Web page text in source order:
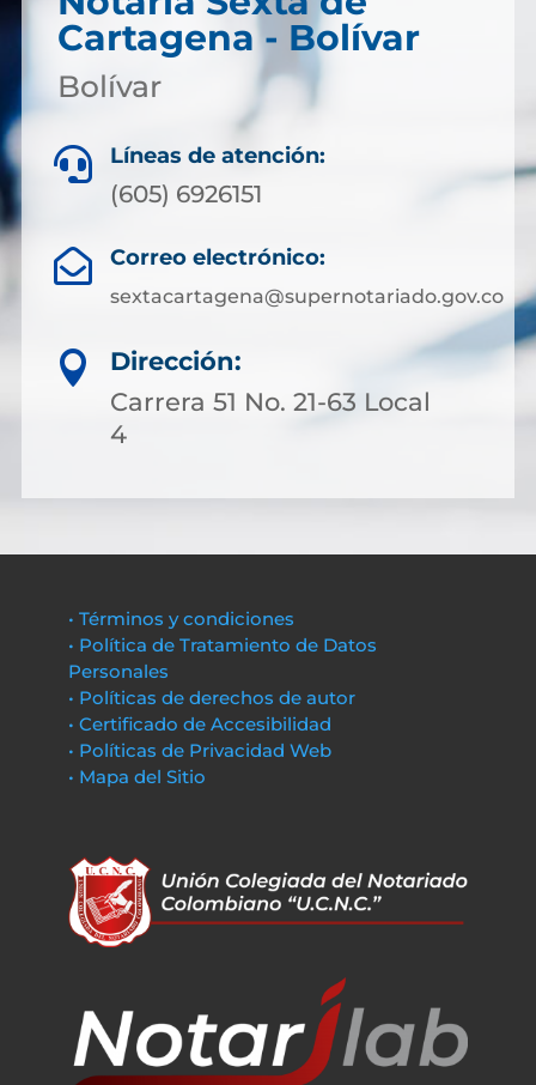
Cartagena - Bolívar
Bolívar
 Líneas de atención:
(605) 6926151
 Correo electrónico:
sextacartagena@supernotariado.gov.co

Dirección:
Carrera 51 No. 21-63 Local
4
• Términos y condiciones
• Política de Tratamiento de Datos
Personales
• Políticas de derechos de autor
• Certificado de Accesibilidad
• Políticas de Privacidad Web
• Mapa del Sitio